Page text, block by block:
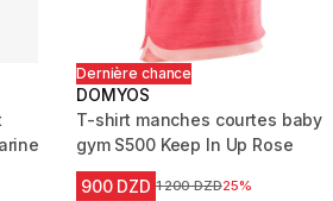
reviews
Dernière chance
DOMYOS
T-shirt manches courtes baby
gym S500 Keep In Up Rose
900 DZD Prix avant la réduction
1 200 DZD25%